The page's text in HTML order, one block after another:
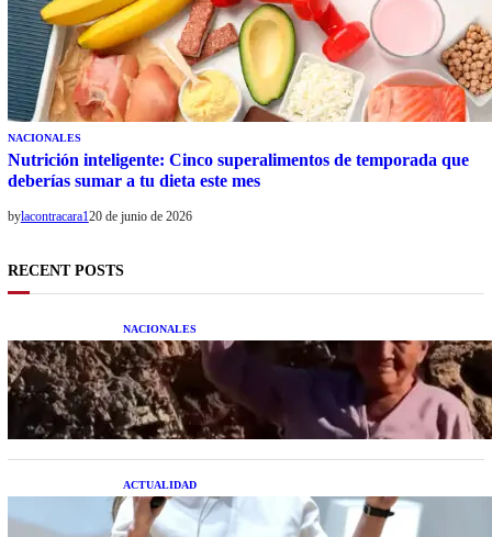
NACIONALES
Nutrición inteligente: Cinco superalimentos de temporada que
deberías sumar a tu dieta este mes
bylacontracara120 de junio de 2026
RECENT POSTS
NACIONALES
Una mujer asegura haber peleado con un
extraterrestre cuerpo a cuerpo
ACTUALIDAD
La startup creada por una salteña que busca
resolver el estrés financiero en Latinoamérica